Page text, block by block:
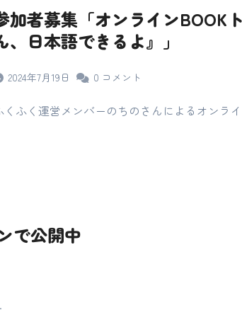
加者募集「オンラインBOOK
、日本語できるよ』」
2024年7月19日 0 コメント
ふくふく運営メンバーのちのさんによるオンラ
で公開中